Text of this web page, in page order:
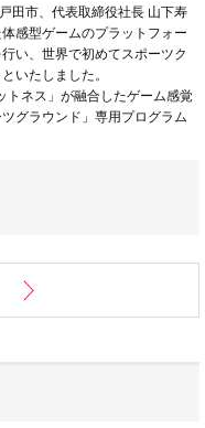
田市、代表取締役社長 山下寿
感型ゲームのプラットフォー
い、世界で初めてスポーツク
いたしました。
トネス」が融合したゲーム感覚
グラウンド」専用プログラム